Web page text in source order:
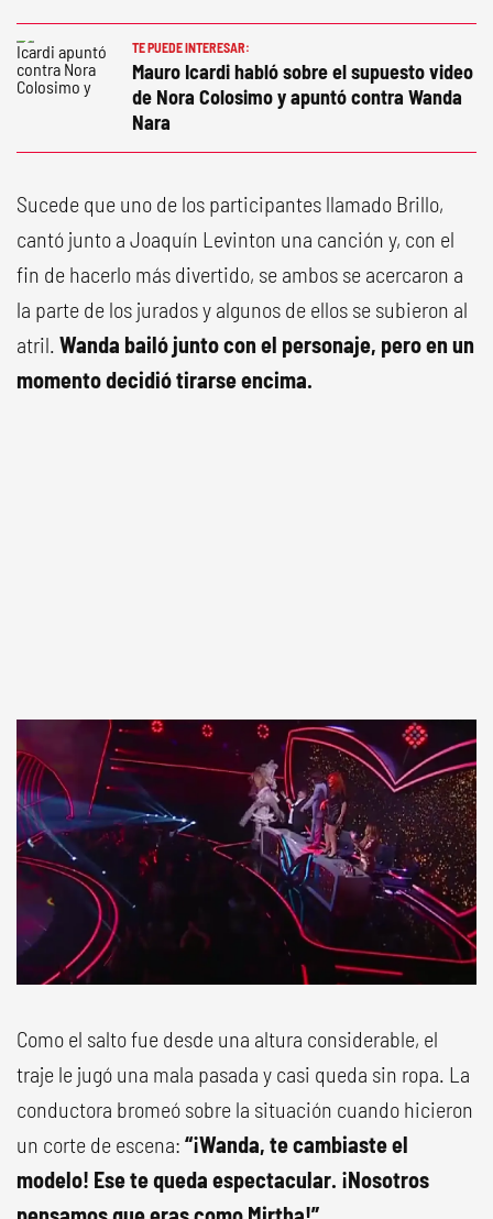
TE PUEDE INTERESAR:
Mauro Icardi habló sobre el supuesto video
de Nora Colosimo y apuntó contra Wanda
Nara
Sucede que uno de los participantes llamado Brillo,
cantó junto a Joaquín Levinton una canción y, con el
fin de hacerlo más divertido, se ambos se acercaron a
la parte de los jurados y algunos de ellos se subieron al
atril. Wanda bailó junto con el personaje, pero en un
momento decidió tirarse encima.
Como el salto fue desde una altura considerable, el
traje le jugó una mala pasada y casi queda sin ropa. La
conductora bromeó sobre la situación cuando hicieron
un corte de escena: “¡Wanda, te cambiaste el
modelo! Ese te queda espectacular. ¡Nosotros